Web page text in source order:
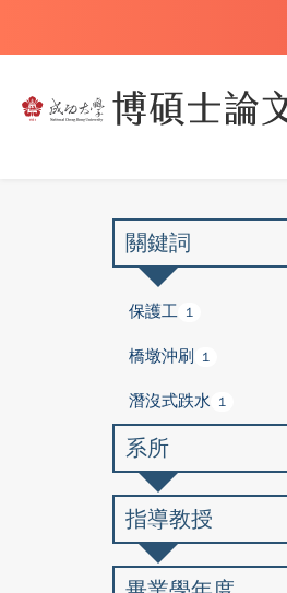
關鍵詞
保護工 1
橋墩沖刷 1
潛沒式跌水 1
系所
指導教授